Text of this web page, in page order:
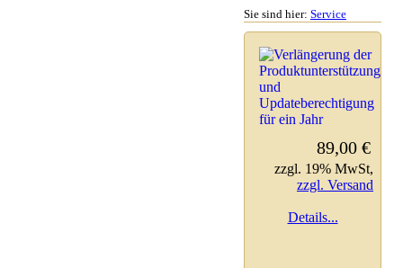
Sie sind hier: Service
89,00 €
zzgl. 19% MwSt,
zzgl. Versand
Details...